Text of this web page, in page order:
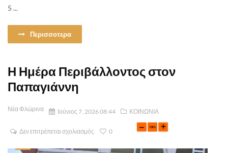
5 ...
Περισσοτερα
Η Ημέρα Περιβάλλοντος στον
Παπαγιάννη
Νέα Φλώρινα Ιούνιος 7, 2026 08:44 ΚΟΙΝΩΝΙΑ
Δεν επιτρέπεται σχολιασμός 0